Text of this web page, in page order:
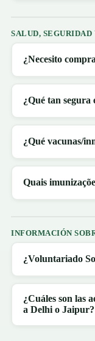
SALUD, SEGURIDAD
¿Necesito
¿Qué tan segura
¿Qué vacunas/
Quais
INFORMACIÓN
¿Voluntariado
¿Cuáles son las
a Delhi o Jaipur?